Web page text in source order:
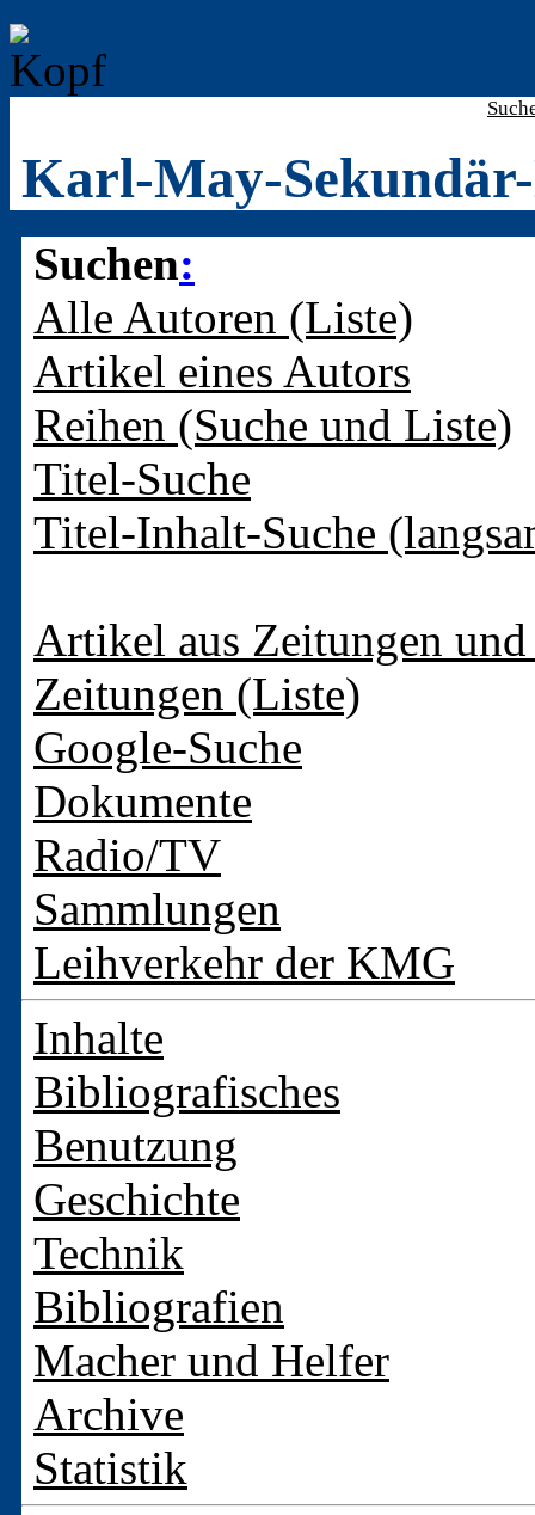
Karl-May-
Suchen:
Alle Autoren (Liste)
Artikel eines Autors
Reihen (Suche und Liste)
Titel-Suche
Titel-Inhalt-Suche
Artikel aus Zeitungen
Zeitungen (Liste)
Google-Suche
Dokumente
Radio/TV
Sammlungen
Leihverkehr der KMG
Inhalte
Bibliografisches
Benutzung
Geschichte
Technik
Bibliografien
Macher und Helfer
Archive
Statistik